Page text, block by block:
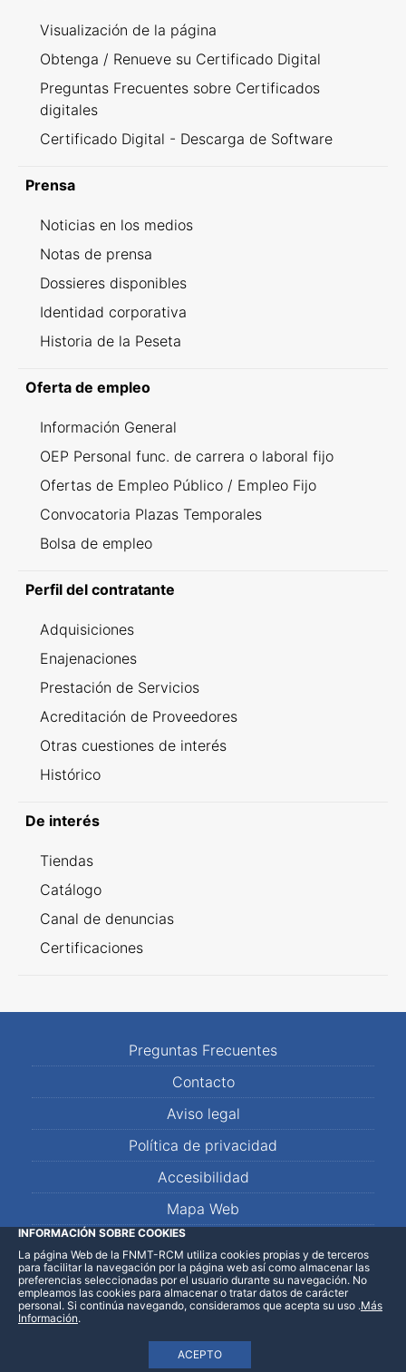
Visualización de la página
Obtenga / Renueve su Certificado Digital
Preguntas Frecuentes sobre Certificados
digitales
Certificado Digital - Descarga de Software
Prensa
Noticias en los medios
Notas de prensa
Dossieres disponibles
Identidad corporativa
Historia de la Peseta
Oferta de empleo
Información General
OEP Personal func. de carrera o laboral fijo
Ofertas de Empleo Público / Empleo Fijo
Convocatoria Plazas Temporales
Bolsa de empleo
Perfil del contratante
Adquisiciones
Enajenaciones
Prestación de Servicios
Acreditación de Proveedores
Otras cuestiones de interés
Histórico
De interés
Tiendas
Catálogo
Canal de denuncias
Certificaciones
Preguntas Frecuentes
Contacto
Aviso legal
Política de privacidad
Accesibilidad
Mapa Web
LinkedInFacebookWhatsApp
INFORMACIÓN SOBRE COOKIES
La página Web de la FNMT-RCM utiliza cookies propias y de terceros
para facilitar la navegación por la página web así como almacenar las
preferencias seleccionadas por el usuario durante su navegación. No
empleamos las cookies para almacenar o tratar datos de carácter
personal. Si continúa navegando, consideramos que acepta su uso
ACEPTO
.Más
Información.